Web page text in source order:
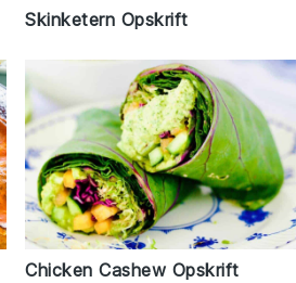
Skinketern Opskrift
Chicken Cashew Opskrift